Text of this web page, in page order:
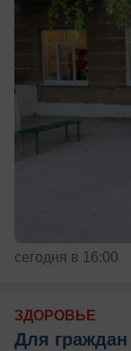
сегодня в 16:00
ЗДОРОВЬЕ
Для граждан